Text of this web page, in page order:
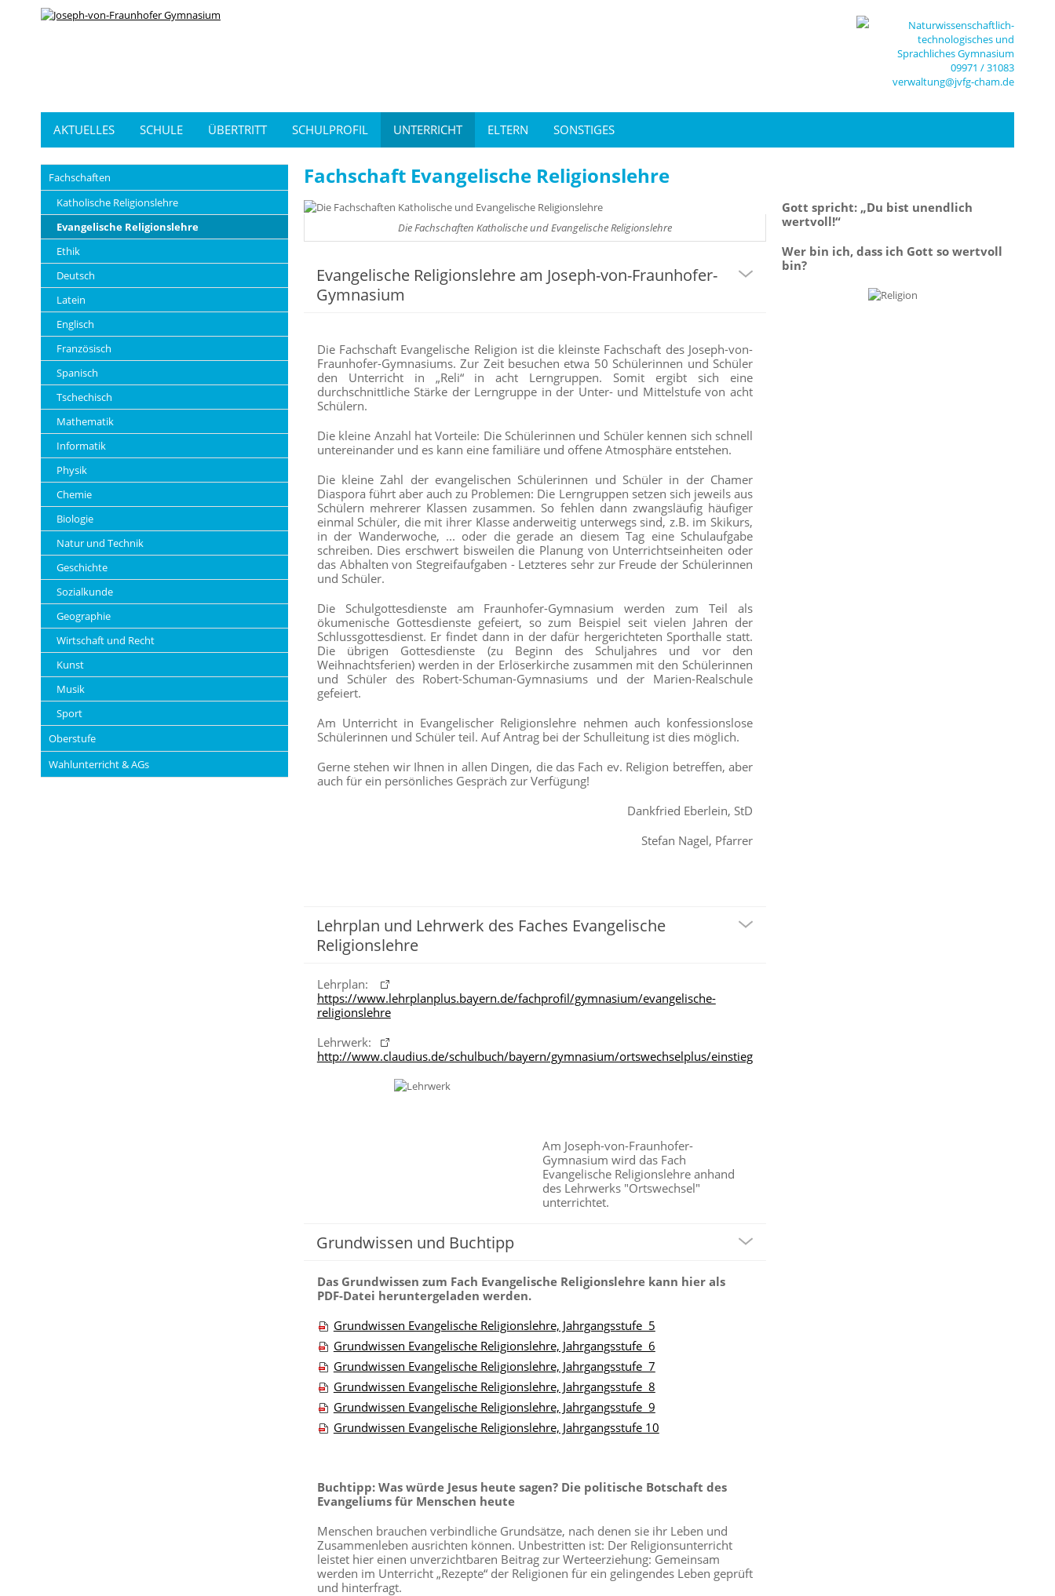
Naturwissenschaftlich-
technologisches und
Sprachliches Gymnasium
09971 / 31083
verwaltung@jvfg-cham.de
AKTUELLES SCHULE ÜBERTRITT SCHULPROFIL UNTERRICHT ELTERN SONSTIGES
Fachschaften
Katholische Religionslehre
Evangelische Religionslehre
Ethik
Deutsch
Latein
Englisch
Französisch
Spanisch
Tschechisch
Mathematik
Informatik
Physik
Chemie
Biologie
Natur und Technik
Geschichte
Sozialkunde
Geographie
Wirtschaft und Recht
Kunst
Musik
Sport
Oberstufe
Wahlunterricht & AGs
Fachschaft Evangelische Religionslehre
Die Fachschaften Katholische und Evangelische Religionslehre
Evangelische Religionslehre am Joseph-von-Fraunhofer-
Gymnasium
Die Fachschaft Evangelische Religion ist die kleinste Fachschaft des Joseph-von-
Fraunhofer-Gymnasiums. Zur Zeit besuchen etwa 50 Schülerinnen und Schüler
den Unterricht in „Reli“ in acht Lerngruppen. Somit ergibt sich eine
durchschnittliche Stärke der Lerngruppe in der Unter- und Mittelstufe von acht
Schülern.
Die kleine Anzahl hat Vorteile: Die Schülerinnen und Schüler kennen sich schnell
untereinander und es kann eine familiäre und offene Atmosphäre entstehen.
Die kleine Zahl der evangelischen Schülerinnen und Schüler in der Chamer
Diaspora führt aber auch zu Problemen: Die Lerngruppen setzen sich jeweils aus
Schülern mehrerer Klassen zusammen. So fehlen dann zwangsläufig häufiger
einmal Schüler, die mit ihrer Klasse anderweitig unterwegs sind, z.B. im Skikurs,
in der Wanderwoche, ... oder die gerade an diesem Tag eine Schulaufgabe
schreiben. Dies erschwert bisweilen die Planung von Unterrichtseinheiten oder
das Abhalten von Stegreifaufgaben - Letzteres sehr zur Freude der Schülerinnen
und Schüler.
Die Schulgottesdienste am Fraunhofer-Gymnasium werden zum Teil als
ökumenische Gottesdienste gefeiert, so zum Beispiel seit vielen Jahren der
Schlussgottesdienst. Er findet dann in der dafür hergerichteten Sporthalle statt.
Die übrigen Gottesdienste (zu Beginn des Schuljahres und vor den
Weihnachtsferien) werden in der Erlöserkirche zusammen mit den Schülerinnen
und Schüler des Robert-Schuman-Gymnasiums und der Marien-Realschule
gefeiert.
Am Unterricht in Evangelischer Religionslehre nehmen auch konfessionslose
Schülerinnen und Schüler teil. Auf Antrag bei der Schulleitung ist dies möglich.
Gerne stehen wir Ihnen in allen Dingen, die das Fach ev. Religion betreffen, aber
auch für ein persönliches Gespräch zur Verfügung!
Dankfried Eberlein, StD
Stefan Nagel, Pfarrer
Lehrplan und Lehrwerk des Faches Evangelische
Religionslehre
Lehrplan:
https://www.lehrplanplus.bayern.de/fachprofil/gymnasium/evangelische-
religionslehre
Lehrwerk:
http://www.claudius.de/schulbuch/bayern/gymnasium/ortswechselplus/einstieg
Am Joseph-von-Fraunhofer-
Gymnasium wird das Fach
Evangelische Religionslehre anhand
des Lehrwerks "Ortswechsel"
unterrichtet.
Grundwissen und Buchtipp
Das Grundwissen zum Fach Evangelische Religionslehre kann hier als
PDF-Datei heruntergeladen werden.
Grundwissen Evangelische Religionslehre, Jahrgangsstufe 5
Grundwissen Evangelische Religionslehre, Jahrgangsstufe 6
Grundwissen Evangelische Religionslehre, Jahrgangsstufe 7
Grundwissen Evangelische Religionslehre, Jahrgangsstufe 8
Grundwissen Evangelische Religionslehre, Jahrgangsstufe 9
Grundwissen Evangelische Religionslehre, Jahrgangsstufe 10
Buchtipp: Was würde Jesus heute sagen? Die politische Botschaft des
Evangeliums für Menschen heute
Menschen brauchen verbindliche Grundsätze, nach denen sie ihr Leben und
Zusammenleben ausrichten können. Unbestritten ist: Der Religionsunterricht
leistet hier einen unverzichtbaren Beitrag zur Werteerziehung: Gemeinsam
werden im Unterricht „Rezepte“ der Religionen für ein gelingendes Leben geprüft
und hinterfragt.
Gott spricht: „Du bist unendlich
wertvoll!“
Wer bin ich, dass ich Gott so wertvoll
bin?